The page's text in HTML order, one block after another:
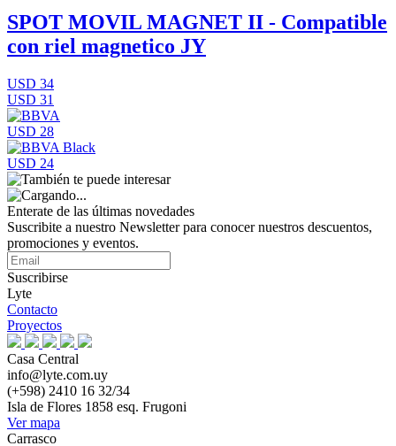
SPOT MOVIL MAGNET II - Compatible
con riel magnetico JY
USD 34
USD 31
USD 28
USD 24
Enterate de las últimas novedades
Suscribite a nuestro Newsletter para conocer nuestros descuentos,
promociones y eventos.
Suscribirse
Lyte
Contacto
Proyectos
Casa Central
info@lyte.com.uy
(+598) 2410 16 32/34
Isla de Flores 1858 esq. Frugoni
Ver mapa
Carrasco